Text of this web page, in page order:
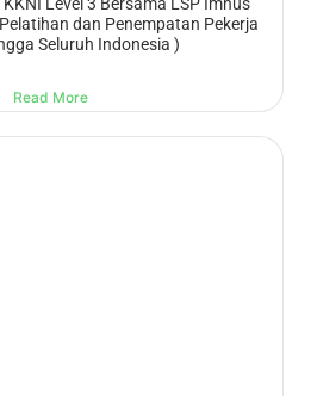
dan Penempatan Pekerja
Seluruh Indonesia )
Read More